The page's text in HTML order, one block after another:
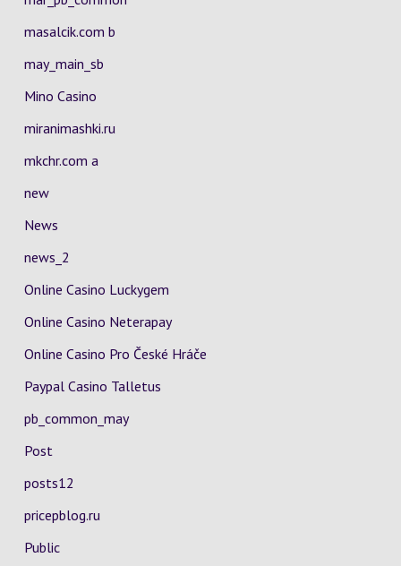
masalcik.com b
may_main_sb
Mino Casino
miranimashki.ru
mkchr.com a
new
News
news_2
Online Casino Luckygem
Online Casino Neterapay
Online Casino Pro České Hráče
Paypal Casino Talletus
pb_common_may
Post
posts12
pricepblog.ru
Public